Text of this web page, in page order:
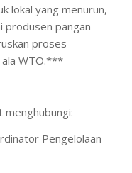
lokal yang menurun,
produsen pangan
proses
WTO.***
menghubungi:
Pengelolaan